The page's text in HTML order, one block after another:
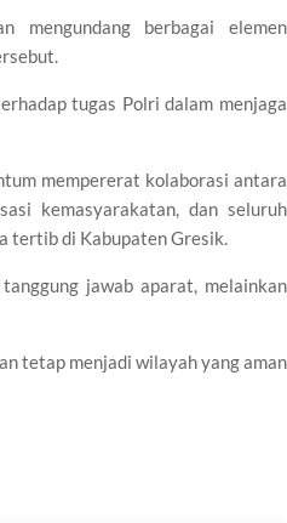
mengundang berbagai elemen
tugas Polri dalam menjaga
mempererat kolaborasi antara
kemasyarakatan, dan seluruh
tertib di Kabupaten Gresik.
jawab aparat, melainkan
tetap menjadi wilayah yang aman